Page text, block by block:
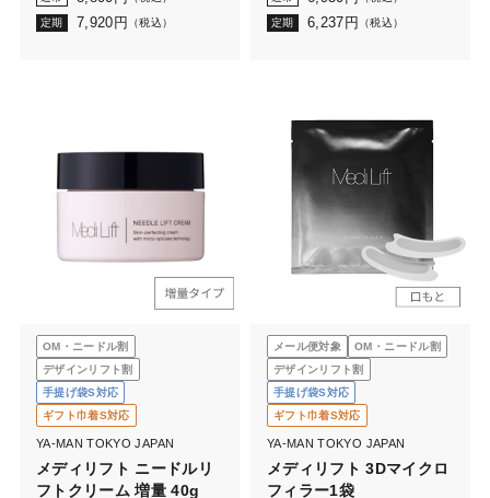
定期 7,920 円 （税込） 定期 6,237 円 （税込）
OM・ニードル割
デザインリフト割
手提げ袋S対応
ギフト巾着S対応
YA-MAN TOKYO JAPAN
メディリフト ニードルリ
フトクリーム 増量 40g
メール便対象
OM・ニードル割
デザインリフト割
手提げ袋S対応
ギフト巾着S対応
YA-MAN TOKYO JAPAN
メディリフト 3Dマイクロ
フィラー1袋